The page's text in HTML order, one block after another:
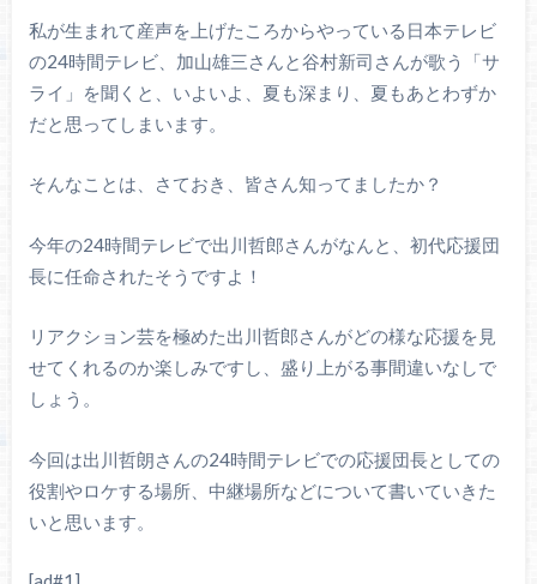
私が生まれて産声を上げたころからやっている日本テレビ
の24時間テレビ、加山雄三さんと谷村新司さんが歌う「サ
ライ」を聞くと、いよいよ、夏も深まり、夏もあとわずか
だと思ってしまいます。
そんなことは、さておき、皆さん知ってましたか？
今年の24時間テレビで出川哲郎さんがなんと、初代応援団
長に任命されたそうですよ！
リアクション芸を極めた出川哲郎さんがどの様な応援を見
せてくれるのか楽しみですし、盛り上がる事間違いなしで
しょう。
今回は出川哲朗さんの24時間テレビでの応援団長としての
役割やロケする場所、中継場所などについて書いていきた
いと思います。